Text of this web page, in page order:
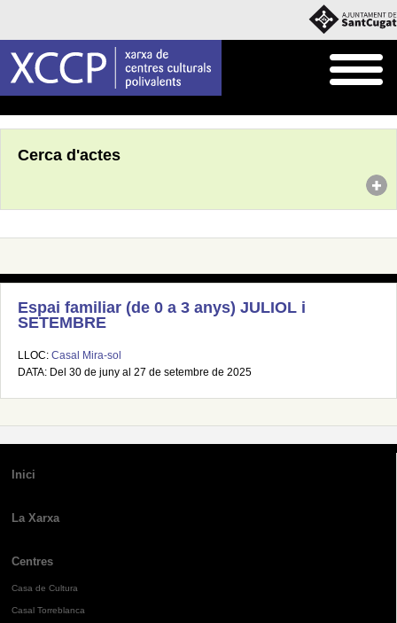
Cerca d'actes
Espai familiar (de 0 a 3 anys) JULIOL i
SETEMBRE
LLOC: Casal Mira-sol
DATA: Del 30 de juny al 27 de setembre de 2025
Inici
La Xarxa
Centres
Casa de Cultura
Casal Torreblanca